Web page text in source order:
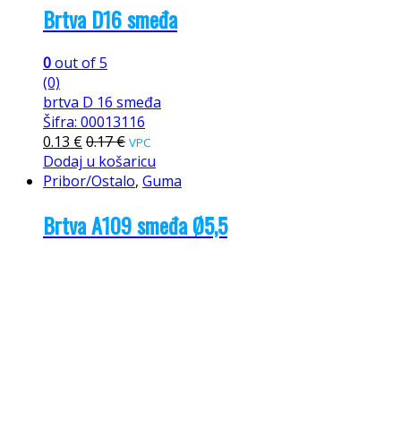
Brtva D16 smeđa
0out of 5
(0)
brtva D 16 smeđa
Šifra: 00013116
0.13 €0.17€ VPC
Dodaj u košaricu
Pribor/Ostalo, Guma
Brtva A109 smeđa Ø5,5